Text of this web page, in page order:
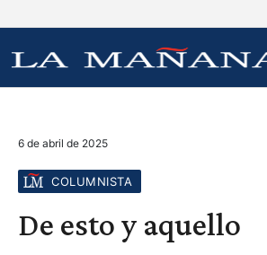
6 de abril de 2025
COLUMNISTA
De esto y aquello